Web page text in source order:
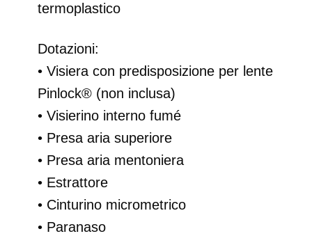
termoplastico
Dotazioni:
• Visiera con predisposizione per lente
Pinlock® (non inclusa)
• Visierino interno fumé
• Presa aria superiore
• Presa aria mentoniera
• Estrattore
• Cinturino micrometrico
• Paranaso